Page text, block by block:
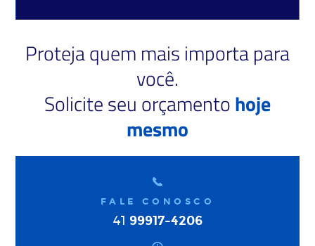
Proteja quem mais importa para
você.
Solicite seu orçamentohoje
mesmo
FALE CONOSCO
41 99917-4206